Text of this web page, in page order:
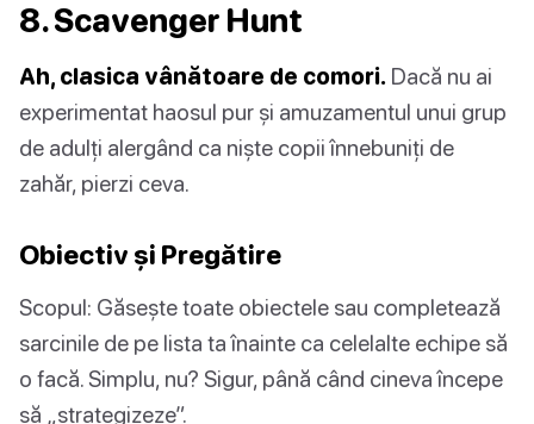
8. Scavenger Hunt
Ah, clasica vânătoare de comori. Dacă nu ai
experimentat haosul pur și amuzamentul unui grup
de adulți alergând ca niște copii înnebuniți de
zahăr, pierzi ceva.
Obiectiv și Pregătire
Scopul: Găsește toate obiectele sau completează
sarcinile de pe lista ta înainte ca celelalte echipe să
o facă. Simplu, nu? Sigur, până când cineva începe
să „strategizeze”.